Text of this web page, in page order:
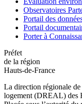
Observatoires
Portail des
Portail
Porter à
Préfet
de la région
Hauts-de-France
La direction régionale de
logement (DREAL) des